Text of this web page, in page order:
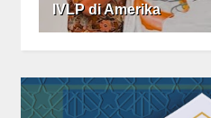
IVLP di Amerika